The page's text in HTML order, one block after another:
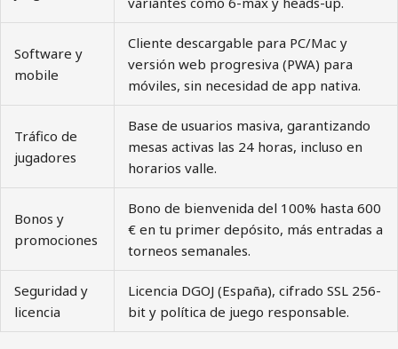
Software y
mobile
Cliente descargable para PC/Mac y
versión web progresiva (PWA) para
móviles, sin necesidad de app nativa.
Tráfico de
jugadores
Base de usuarios masiva, garantizando
mesas activas las 24 horas, incluso en
horarios valle.
Bonos y
promociones
Bono de bienvenida del 100% hasta 600
€ en tu primer depósito, más entradas a
torneos semanales.
Seguridad y
licencia
Licencia DGOJ (España), cifrado SSL 256-
bit y política de juego responsable.